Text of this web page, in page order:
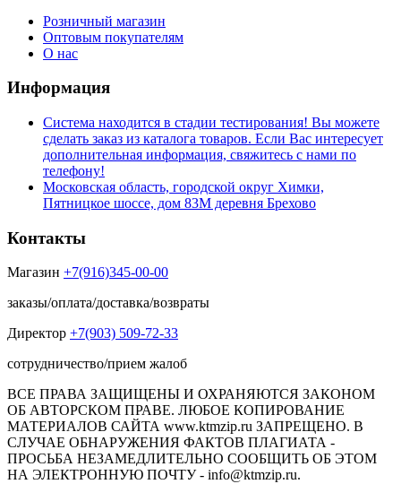
Розничный магазин
Оптовым покупателям
О нас
Информация
Система находится в стадии тестирования! Вы можете
сделать заказ из каталога товаров. Если Вас интересует
дополнительная информация, свяжитесь с нами по
телефону!
Московская область, городской округ Химки,
Пятницкое шоссе, дом 83М деревня Брехово
Контакты
Магазин +7(916)345-00-00
заказы/оплата/доставка/возвраты
Директор +7(903) 509-72-33
сотрудничество/прием жалоб
ВСЕ ПРАВА ЗАЩИЩЕНЫ И ОХРАНЯЮТСЯ ЗАКОНОМ
ОБ АВТОРСКОМ ПРАВЕ. ЛЮБОЕ КОПИРОВАНИЕ
МАТЕРИАЛОВ САЙТА www.ktmzip.ru ЗАПРЕЩЕНО. В
СЛУЧАЕ ОБНАРУЖЕНИЯ ФАКТОВ ПЛАГИАТА -
ПРОСЬБА НЕЗАМЕДЛИТЕЛЬНО СООБЩИТЬ ОБ ЭТОМ
НА ЭЛЕКТРОННУЮ ПОЧТУ - info@ktmzip.ru.